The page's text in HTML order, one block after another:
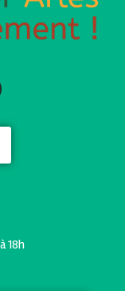
18h